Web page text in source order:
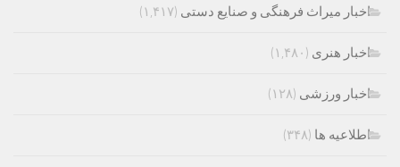
اخبار میراث فرهنگی و صنایع دستی (۱,۴۱۷)
اخبار هنری (۱,۴۸۰)
اخبار ورزشی (۱۲۸)
اطلاعیه ها (۳۴۸)